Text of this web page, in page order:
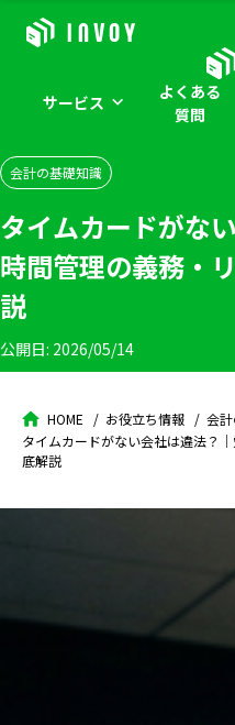
サービス
よくある
質問
会計の基礎知識
タイムカードがな
時間管理の義務・
説
公開日: 2026/05/14
HOME お役立ち情報
会
タイムカードがない会社は違法？
底解説